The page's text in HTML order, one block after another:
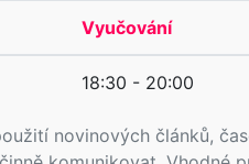
novinových článků,
Vyučování
18:30 - 20:00